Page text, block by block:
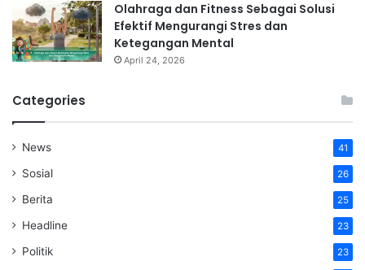
Olahraga dan Fitness Sebagai Solusi
Efektif Mengurangi Stres dan
Ketegangan Mental
April 24, 2026
Categories
News 41
Sosial 26
Berita 25
Headline 23
Politik 23